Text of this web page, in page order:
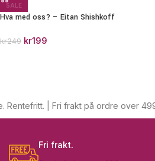
SALE
Hva med oss? – Eitan Shishkoff
kr249 kr199
| Fri frakt på ordre over 499,-.
Fri frakt.